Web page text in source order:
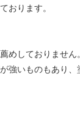
おります。
めしておりません。
強いものもあり